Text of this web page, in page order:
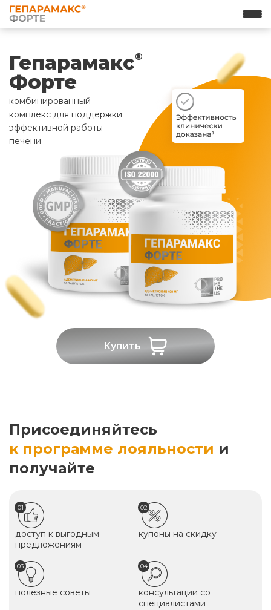
Гепарамакс®
Форте
комбинированный
комплекс для поддержки
эффективной работы
печени
Купить
Присоединяйтесь
к программе лояльности и
получайте
01
доступ к выгодным
предложениям
02
купоны на скидку
03
полезные советы
04
консультации со
специалистами